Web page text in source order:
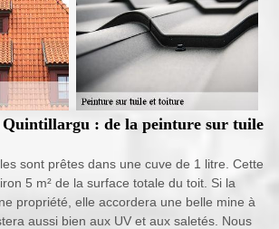
Quintillargu : de la peinture sur tuile
sont prêtes dans une cuve de 1 litre. Cette
5 m² de la surface totale du toit. Si la
propriété, elle accordera une belle mine à
aussi bien aux UV et aux saletés. Nous